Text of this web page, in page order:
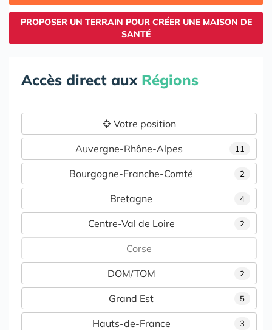
PROPOSER UN TERRAIN POUR CRÉER UNE MAISON DE
SANTÉ
Accès direct aux Régions
Votre position
11
Auvergne-Rhône-Alpes
2
Bourgogne-Franche-Comté
4
Bretagne
2
Centre-Val de Loire
Corse
2
DOM/TOM
5
Grand Est
3
Hauts-de-France